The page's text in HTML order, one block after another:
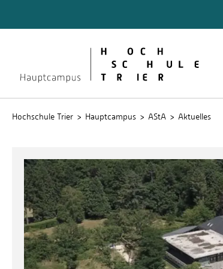
Hochschule Trier Hauptcampus AStA Aktuelles